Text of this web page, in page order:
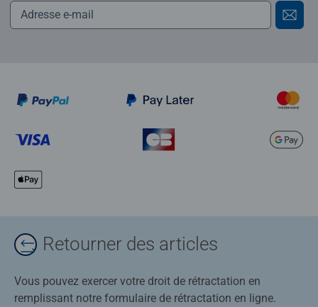
Retourner des articles
Vous pouvez exercer votre droit de rétractation en
remplissant notre formulaire de rétractation en ligne.